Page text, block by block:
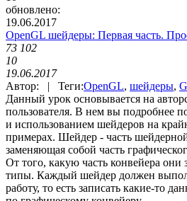
обновлено:
19.06.2017
OpenGL шейдеры: Первая часть.
73 102
10
19.06.2017
Автор: | Теги:OpenGL, шейдеры,
Данный урок основывается на
пользователя. В нем вы подробнее
и использованием шейдеров на
примерах. Шейдер - часть
заменяющая собой часть
От того, какую часть конвейера они
типы. Каждый шейдер должен
работу, то есть записать какие-то